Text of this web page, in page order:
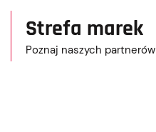
Strefa marek
Poznaj naszych partnerów